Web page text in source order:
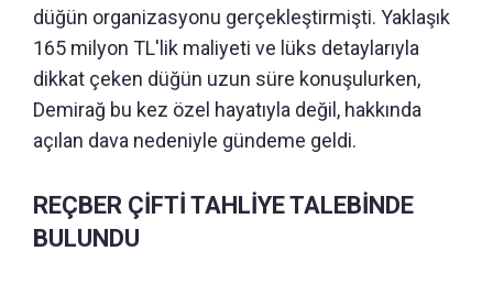
düğün organizasyonu gerçekleştirmişti. Yaklaşık
165 milyon TL'lik maliyeti ve lüks detaylarıyla
dikkat çeken düğün uzun süre konuşulurken,
Demirağ bu kez özel hayatıyla değil, hakkında
açılan dava nedeniyle gündeme geldi.
REÇBER ÇİFTİ TAHLİYE TALEBİNDE
BULUNDU